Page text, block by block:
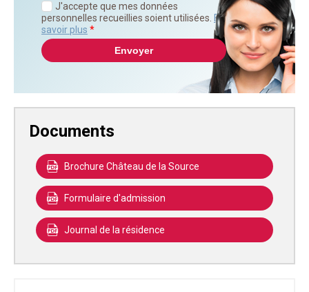
J'accepte que mes données
personnelles recueillies soient utilisées. En
savoir plus *
Documents
Brochure Château de la Source
Formulaire d'admission
Journal de la résidence